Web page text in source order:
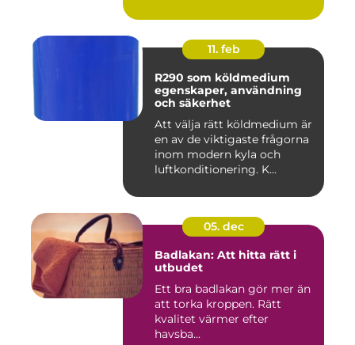
11. feb
R290 som köldmedium
egenskaper, användning
och säkerhet
Att välja rätt köldmedium är
en av de viktigaste frågorna
inom modern kyla och
luftkonditionering. K...
05. dec
Badlakan: Att hitta rätt i
utbudet
Ett bra badlakan gör mer än
att torka kroppen. Rätt
kvalitet värmer efter
havsba...